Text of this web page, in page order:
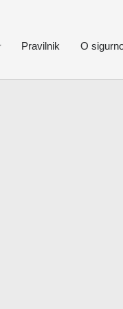
Pravilnik O